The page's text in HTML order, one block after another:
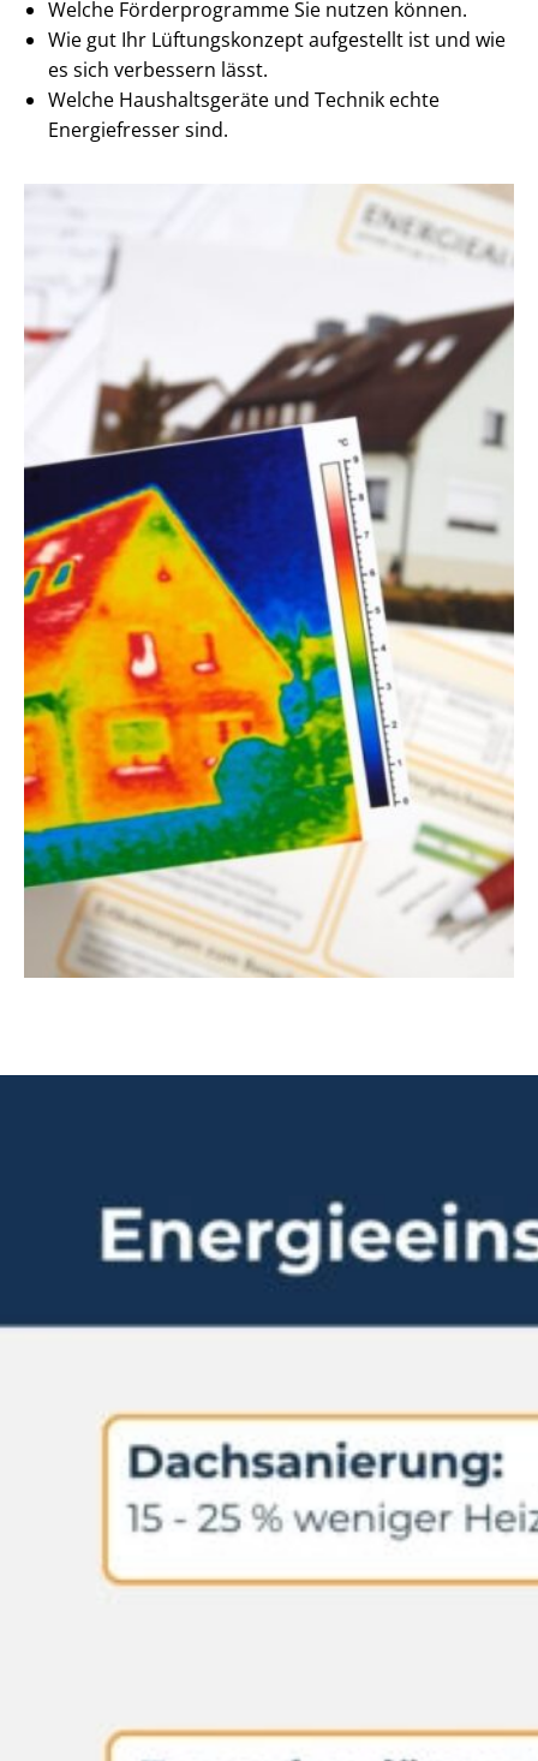
Welche Förderprogramme Sie nutzen können.
Wie gut Ihr Lüftungskonzept aufgestellt ist und wie
es sich verbessern lässt.
Welche Haushaltsgeräte und Technik echte
Energiefresser sind.